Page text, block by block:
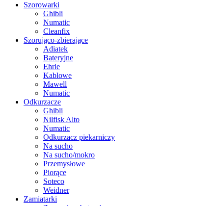
Szorowarki
Ghibli
Numatic
Cleanfix
Szorująco-zbierające
Adiatek
Bateryjne
Ehrle
Kablowe
Mawell
Numatic
Odkurzacze
Ghibli
Nilfisk Alto
Numatic
Odkurzacz piekarniczy
Na sucho
Na sucho/mokro
Przemysłowe
Piorące
Soteco
Weidner
Zamiatarki